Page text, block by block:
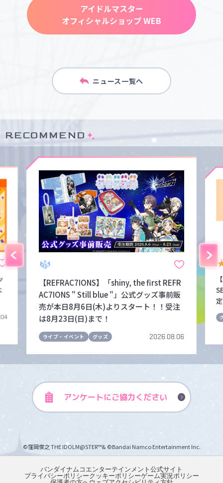
アイドルマスター
オフィシャルショップ WEB
ニュース一覧へ
RECOMMEND
【REFRAC7IONS】「shiny, the first REFR
AC7IONS " Still blue "」公式グッズ事前販
売が本日8月6日(木)よりスタート！！受注
は8月23日(日)まで！
ライブ・イベント グッズ 2026.08.06
アンケートにご協力ください
©窪岡俊之 THE IDOLM@STER™& ©Bandai Namco Entertainment Inc.
バンダイナムコエンターテインメント公式サイト
プライバシーポリシークッキーポリシーゲーム実況ポリシー